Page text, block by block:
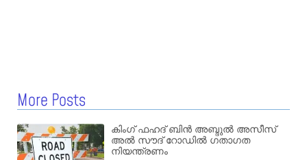
More Posts
കിംഗ് ഫഹദ് ബിൻ അബ്ദുൽ അസീസ്
അൽ സൗദ് റോഡിൽ ഗതാഗത
നിയന്ത്രണം